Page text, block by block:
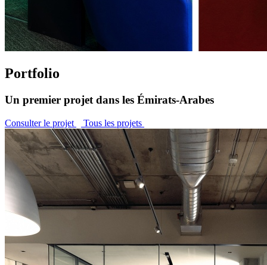
Portfolio
Un premier projet dans les Émirats-Arabes
Consulter le projet Tous les projets